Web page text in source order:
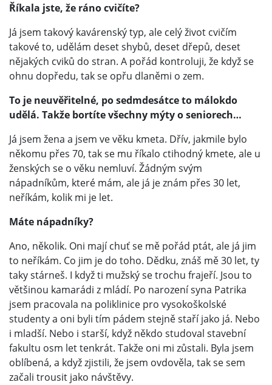
Říkala jste, že ráno cvičíte?
Já jsem takový kavárenský typ, ale celý život cvičím
takové to, udělám deset shybů, deset dřepů, deset
nějakých cviků do stran. A pořád kontroluji, že když se
ohnu dopředu, tak se opřu dlaněmi o zem.
To je neuvěřitelné, po sedmdesátce to málokdo
udělá. Takže bortíte všechny mýty o seniorech…
Já jsem žena a jsem ve věku kmeta. Dřív, jakmile bylo
někomu přes 70, tak se mu říkalo ctihodný kmete, ale u
ženských se o věku nemluví. Žádným svým
nápadníkům, které mám, ale já je znám přes 30 let,
neříkám, kolik mi je let.
Máte nápadníky?
Ano, několik. Oni mají chuť se mě pořád ptát, ale já jim
to neříkám. Co jim je do toho. Dědku, znáš mě 30 let, ty
taky stárneš. I když ti mužský se trochu frajeří. Jsou to
většinou kamarádi z mládí. Po narození syna Patrika
jsem pracovala na poliklinice pro vysokoškolské
studenty a oni byli tím pádem stejně staří jako já. Nebo
i mladší. Nebo i starší, když někdo studoval stavební
fakultu osm let tenkrát. Takže oni mi zůstali. Byla jsem
oblíbená, a když zjistili, že jsem ovdověla, tak se sem
začali trousit jako návštěvy.